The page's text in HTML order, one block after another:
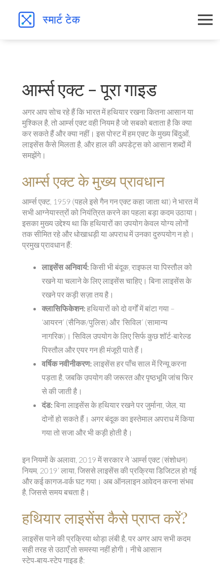
आर्म्स एक्ट – पूरा गाइड
अगर आप सोच रहे हैं कि भारत में हथियार रखना कितना आसान या
मुश्किल है, तो आर्म्स एक्ट वही नियम है जो सबको बताता है कि क्या
कर सकते हैं और क्या नहीं। इस पोस्ट में हम एक्ट के मुख्य बिंदुओं,
लाइसेंस कैसे मिलता है, और हाल की अपडेट्स को आसान शब्दों में
समझेंगे।
आर्म्स एक्ट के मुख्य प्रावधान
आर्म्स एक्ट, 1959 (पहले इसे गैन गन एक्ट कहा जाता था) ने भारत में
सभी आग्नेयास्त्रों को नियंत्रित करने का पहला बड़ा कदम उठाया।
इसका मुख्य उद्देश्य था कि हथियारों का उपयोग केवल योग्य लोगों
तक सीमित रहे और धोखाधड़ी या अपराध में उनका दुरुपयोग न हो।
प्रमुख प्रावधान हैं:
लाइसेंस अनिवार्य: किसी भी बंदूक, राइफल या पिस्तौल को
रखने या चलाने के लिए लाइसेंस चाहिए। बिना लाइसेंस के
रखने पर कड़ी सज़ा तय है।
क्लासिफिकेशन: हथियारों को दो वर्गों में बांटा गया –
‘आयरन’ (सैनिक/पुलिस) और ‘सिविल’ (सामान्य
नागरिक)। सिविल उपयोग के लिए सिर्फ कुछ शॉर्ट-बारेल्ड
पिस्तौल और एयर गन ही मंजूरी पाते हैं।
वर्षिक नवीनीकरण: लाइसेंस हर पाँच साल में रिन्यू करना
पड़ता है, जबकि उपयोग की जरूरत और पृष्ठभूमि जांच फिर
से की जाती है।
दंड: बिना लाइसेंस के हथियार रखने पर जुर्माना, जेल, या
दोनों हो सकते हैं। अगर बंदूक का इस्तेमाल अपराध में किया
गया तो सजा और भी कड़ी होती है।
इन नियमों के अलावा, 2019 में सरकार ने ‘आर्म्स एक्ट (संशोधन)
नियम, 2019’ लाया, जिससे लाइसेंस की प्रक्रिया डिजिटल हो गई
और कई कागज‑वर्क घट गया। अब ऑनलाइन आवेदन करना संभव
है, जिससे समय बचता है।
हथियार लाइसेंस कैसे प्राप्त करें?
लाइसेंस पाने की प्रक्रिया थोड़ा लंबी है, पर अगर आप सभी कदम
सही तरह से उठाएँ तो समस्या नहीं होगी। नीचे आसान
स्टेप‑बाय‑स्टेप गाइड है: